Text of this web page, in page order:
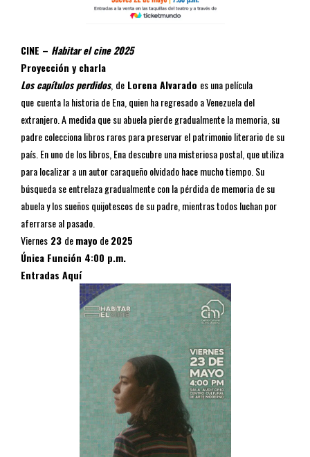
CINE – Habitar el cine 2025
Proyección y charla
Los capítulos perdidos, de Lorena Alvarado es una película
que cuenta la historia de Ena, quien ha regresado a Venezuela del
extranjero. A medida que su abuela pierde gradualmente la memoria, su
padre colecciona libros raros para preservar el patrimonio literario de su
país. En uno de los libros, Ena descubre una misteriosa postal, que utiliza
para localizar a un autor caraqueño olvidado hace mucho tiempo. Su
búsqueda se entrelaza gradualmente con la pérdida de memoria de su
abuela y los sueños quijotescos de su padre, mientras todos luchan por
aferrarse al pasado.
Viernes 23 demayo de2025
Única Función 4:00 p.m.
Entradas Aquí